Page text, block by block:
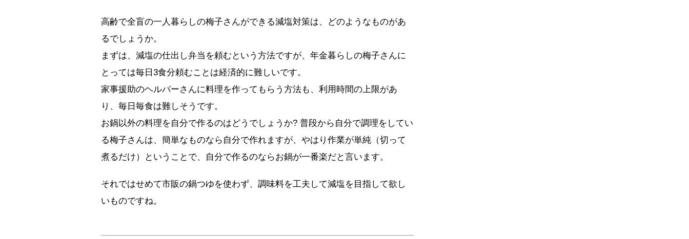
高齢で全盲の一人暮らしの梅子さんができる減塩対策は、どのようなものがあ
るでしょうか。
まずは、減塩の仕出し弁当を頼むという方法ですが、年金暮らしの梅子さんに
とっては毎日3食分頼むことは経済的に難しいです。
家事援助のヘルパーさんに料理を作ってもらう方法も、利用時間の上限があ
り、毎日毎食は難しそうです。
お鍋以外の料理を自分で作るのはどうでしょうか? 普段から自分で調理をしてい
る梅子さんは、簡単なものなら自分で作れますが、やはり作業が単純（切って
煮るだけ）ということで、自分で作るのならお鍋が一番楽だと言います。
それではせめて市販の鍋つゆを使わず、調味料を工夫して減塩を目指して欲し
いものですね。